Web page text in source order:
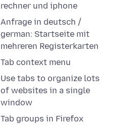
rechner und iphone
Anfrage in deutsch /
german: Startseite mit
mehreren Registerkarten
Tab context menu
Use tabs to organize lots
of websites in a single
window
Tab groups in Firefox